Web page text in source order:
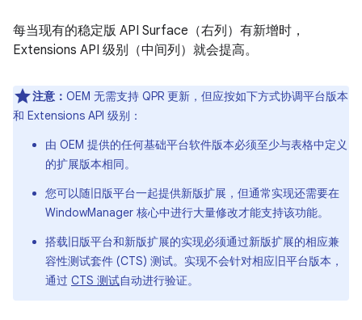
每当现有的稳定版 API Surface（右列）有新增时，
Extensions API 级别（中间列）就会提高。
注意： OEM 无需支持 QPR 更新，但应按如下方式协调平台版本
和 Extensions API 级别：
由 OEM 提供的任何基础平台软件版本必须至少与表格中定义
的扩展版本相同。
您可以随旧版平台一起提供新版扩展，但通常实现还需要在
WindowManager 核心中进行大量修改才能支持该功能。
搭载旧版平台和新版扩展的实现必须通过新版扩展的相应兼
容性测试套件 (CTS) 测试。实现不会针对相应旧平台版本，
通过 CTS 测试自动进行验证。